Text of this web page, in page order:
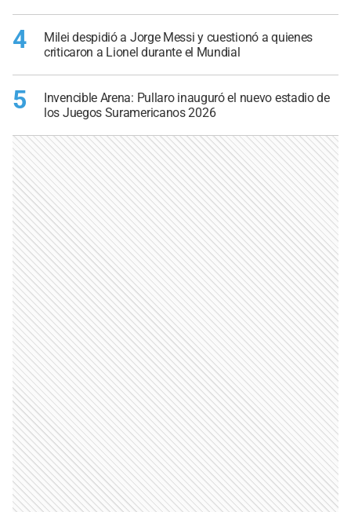
4
Milei despidió a Jorge Messi y cuestionó a quienes
criticaron a Lionel durante el Mundial
5
Invencible Arena: Pullaro inauguró el nuevo estadio de
los Juegos Suramericanos 2026